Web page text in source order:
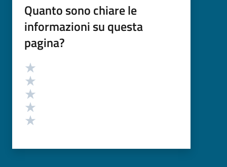
Quanto sono chiare le
informazioni su questa
pagina?
Valutazione